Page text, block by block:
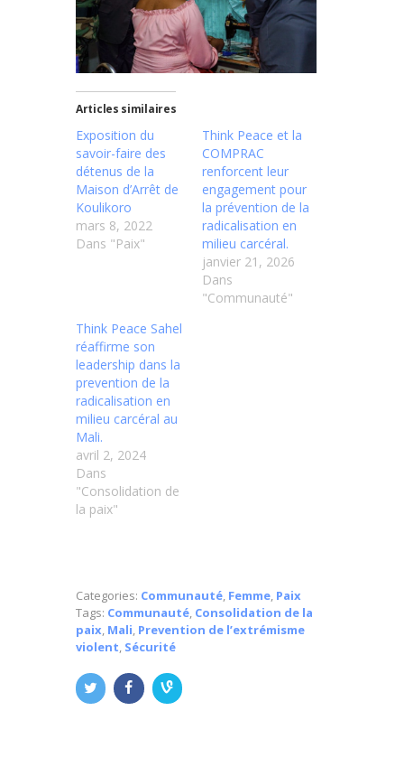
Articles similaires
Exposition du
savoir-faire des
détenus de la
Maison d’Arrêt de
Koulikoro
mars 8, 2022
Dans "Paix"
Think Peace et la
COMPRAC
renforcent leur
engagement pour
la prévention de la
radicalisation en
milieu carcéral.
janvier 21, 2026
Dans
"Communauté"
Think Peace Sahel
réaffirme son
leadership dans la
prevention de la
radicalisation en
milieu carcéral au
Mali.
avril 2, 2024
Dans
"Consolidation de
la paix"
Categories: Communauté, Femme, Paix
Tags: Communauté, Consolidation de la
paix, Mali, Prevention de l’extrémisme
violent, Sécurité